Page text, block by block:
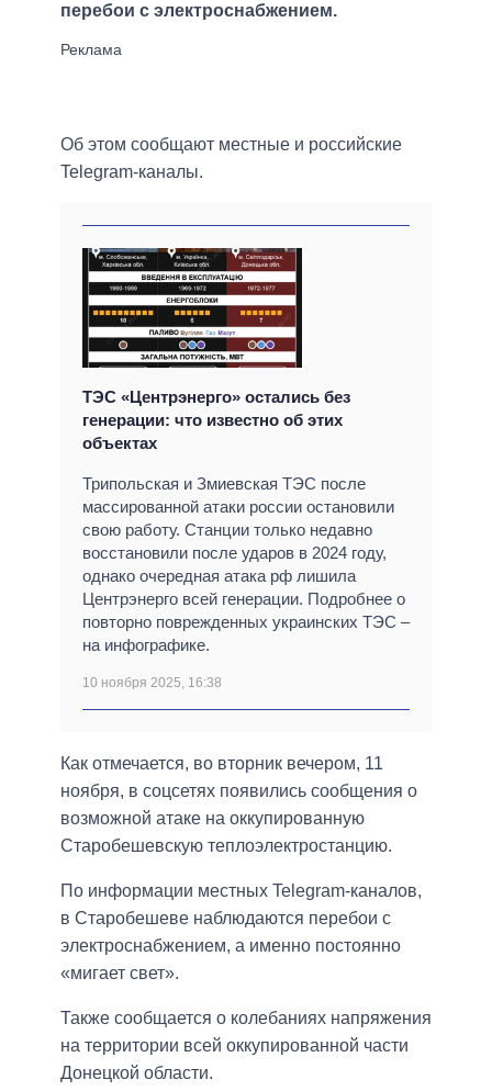
перебои с электроснабжением.
Об этом сообщают местные и российские
Telegram-каналы.
ТЭС «Центрэнерго» остались без
генерации: что известно об этих
объектах
Трипольская и Змиевская ТЭС после
массированной атаки россии остановили
свою работу. Станции только недавно
восстановили после ударов в 2024 году,
однако очередная атака рф лишила
Центрэнерго всей генерации. Подробнее о
повторно поврежденных украинских ТЭС –
на инфографике.
10 ноября 2025, 16:38
Как отмечается, во вторник вечером, 11
ноября, в соцсетях появились сообщения о
возможной атаке на оккупированную
Старобешевскую теплоэлектростанцию.
По информации местных Telegram-каналов,
в Старобешеве наблюдаются перебои с
электроснабжением, а именно постоянно
«мигает свет».
Также сообщается о колебаниях напряжения
на территории всей оккупированной части
Донецкой области.